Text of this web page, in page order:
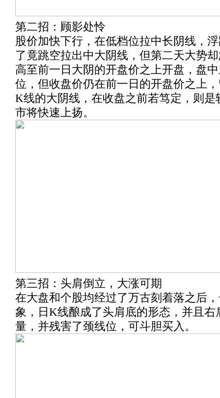
第二招：顾影处怜
股价加快下行，在低档位拉中长阴线，
了竟跳空拉出中大阴线，但第二天大势
高至前一日大阴的开盘价之上开盘，盘
位，但收盘价仍在前一日的开盘价之上
K线的大阴线，在收盘之前若笃定，则是
市将快速上扬。
第三招：头肩倒立，大涨可期
在大盘和个股均经过了万古刻着落之后
象，日K线酿成了头肩底的形态，并且右
量，并残害了颈线位，可斗胆买入。